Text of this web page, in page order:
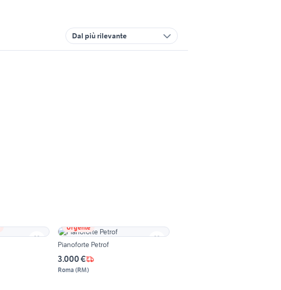
Dal più rilevante
Urgente
Pianoforte Petrof
3.000 €
Roma (RM)